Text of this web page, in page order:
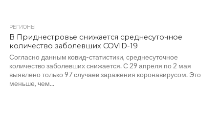
РЕГИОНЫ
В Приднестровье снижается среднесуточное
количество заболевших COVID-19
Согласно данным ковид-статистики, среднесуточное
количество заболевших снижается. С 29 апреля по 2 мая
выявлено только 97 случаев заражения коронавирусом. Это
меньше, чем...